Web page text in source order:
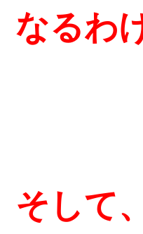
なるわ
そして